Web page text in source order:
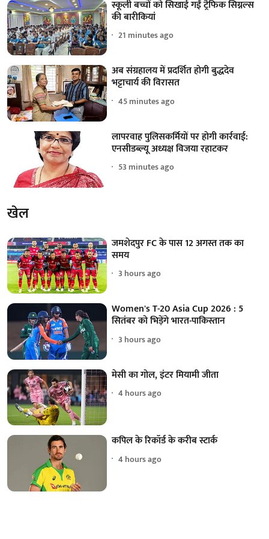
स्कूली बच्चों को सिखाई गईं ट्रैफिक सिग्नल्स
की बारीकियां
21 minutes ago
अब संग्रहालय में प्रदर्शित होगी बुद्धदेव
भट्टाचार्य की विरासत
45 minutes ago
लापरवाह पुलिसकर्मियों पर होगी कार्रवाई:
एनसीडब्ल्यू अध्यक्ष विजया रहाटकर
53 minutes ago
खेल
जमशेदपुर FC के पास 12 अगस्त तक का
समय
3 hours ago
Women's T-20 Asia Cup 2026 : 5
सितंबर को भिड़ेंगे भारत-पाकिस्तान
3 hours ago
मेसी का गोल, इंटर मियामी जीता
4 hours ago
कपिल के रिकॉर्ड के करीब स्टार्क
4 hours ago